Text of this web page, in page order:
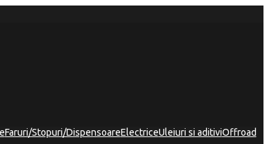
Faruri/Stopuri/DispensoareElectriceUleiuri si aditiviOffroad